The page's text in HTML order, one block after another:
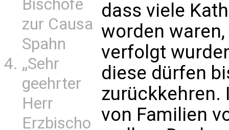
Bischöfe
zur Causa
Spahn
„Sehr
geehrter
Herr
Erzbischo
dass viele
worden
verfolgt
diese dürfen
von Familien